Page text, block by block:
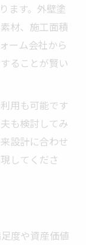
ます。外壁塗
材、施工面積
ーム会社から
ることが賢い
用も可能です
も検討してみ
設計に合わせ
してくださ
度や資産価値